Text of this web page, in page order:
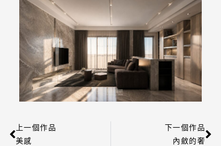
上一頁
上一個作品
美感
下一個作品
內斂的奢
下